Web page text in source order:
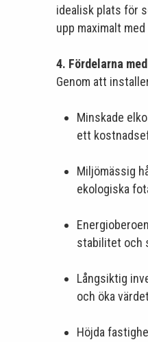
idealisk plats för
upp maximalt
4. Fördelarna
Genom att
Minskade
ett
Miljömässig
ekologiska
stabilitet och
Långsiktig
och öka
Höjda